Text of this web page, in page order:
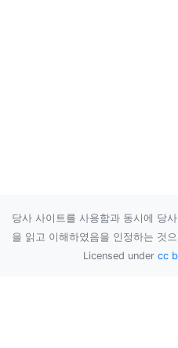
당사 사이트를 사용함과 동시에 당사
을 읽고 이해하였음을 인정하는 것
Licensed under cc